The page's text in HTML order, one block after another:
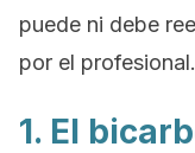
puede ni debe
por el profesional.
1. El